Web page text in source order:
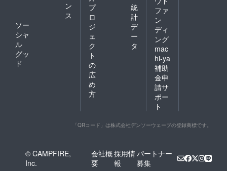
ン
ス
ソー
シャ
ル
グッ
ド
プ
ロ
ジ
ェ
ク
ト
の
広
め
方
統
計
デ
ー
タ
ファ
ン
ディ
ング
mac
hi-ya
補助
金申
請サ
ポー
ト
「QRコード」は株式会社デンソーウェーブの登録商標です。
© CAMPFIRE,
Inc.
会社概
要
採用情
報
パートナー
募集